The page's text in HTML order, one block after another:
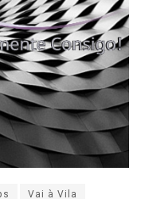
Vai à Vila